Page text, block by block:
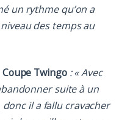
un rythme qu’on a
des temps au
Twingo: « Avec
suite à un
donc il a fallu cravacher